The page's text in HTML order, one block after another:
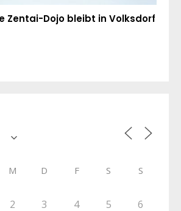
Zentai-Dojo bleibt in Volksdorf
M D F S S
2 3 4 5 6